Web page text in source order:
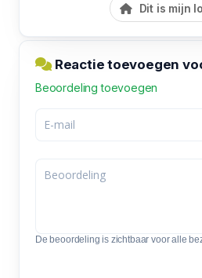
Dit is mijn
Reactie toevoegen
Beoordeling toevoegen
De beoordeling is zichtbaar voor alle